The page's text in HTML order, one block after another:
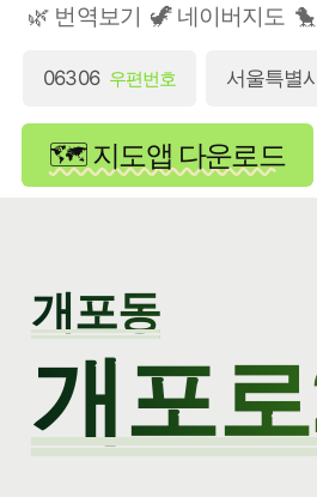
🌿 번역보기 🦖 네이버지도
06306 우편번호 서울특별
🗺️ 지도앱 다운로드
개포동
개포